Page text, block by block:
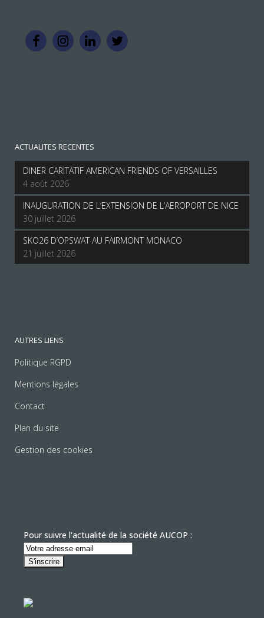
ACTUALITES RECENTES
DINER CARITATIF AMERICAN FRIENDS OF VERSAILLES
4 août 2026
INAUGURATION DE L’EXTENSION DE L’AEROPORT DE NICE
30 juillet 2026
SKO26 D’OPSWAT AU FAIRMONT MONACO
21 juillet 2026
AUTRES LIENS
Politique RGPD
Mentions légales
Contact
Plan du site
Gestion des cookies
Pour suivre l'actualité de la société AUCOP :